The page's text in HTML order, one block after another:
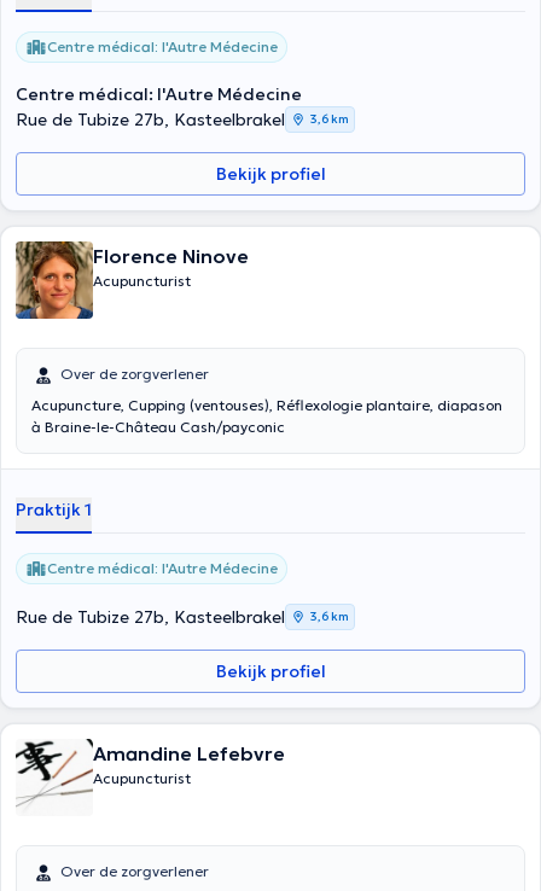
Centre médical: l'Autre Médecine
Centre médical: l'Autre Médecine
Rue de Tubize 27b, Kasteelbrakel
3,6 km
Bekijk profiel
Florence Ninove
Acupuncturist
Over de zorgverlener
Acupuncture, Cupping (ventouses), Réflexologie plantaire, diapason
à Braine-le-Château Cash/payconic
Praktijk 1
Centre médical: l'Autre Médecine
Rue de Tubize 27b, Kasteelbrakel 3,6 km
Bekijk profiel
Amandine Lefebvre
Acupuncturist
Over de zorgverlener